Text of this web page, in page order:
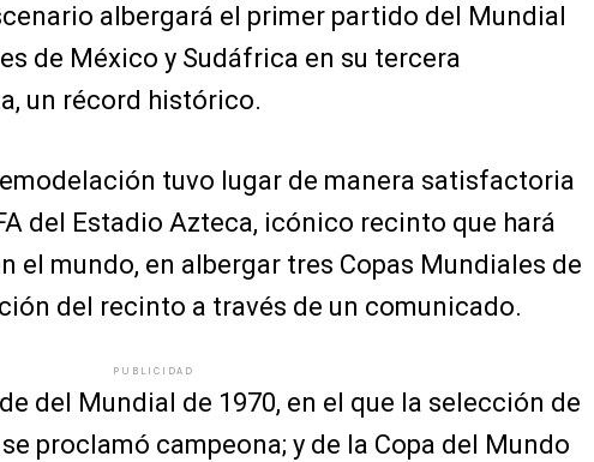
albergará el primer partido del Mundial
de México y Sudáfrica en su tercera
un récord histórico.
tuvo lugar de manera satisfactoria
del Estadio Azteca, icónico recinto que hará
el mundo, en albergar tres Copas Mundiales de
del recinto a través de un comunicado.
PUBLICIDAD
del Mundial de 1970, en el que la selección de
proclamó campeona; y de la Copa del Mundo